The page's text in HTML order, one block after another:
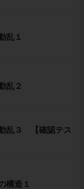
乱１
乱２
乱３ 【確認テス
構造１